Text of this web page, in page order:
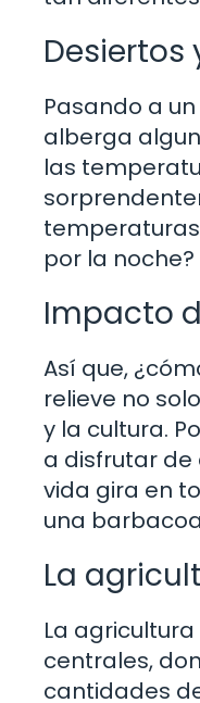
Desiertos
Pasando a
alberga
las
por la
Impacto
Así que,
relieve no
y la cultura.
a disfrutar de
vida gira en
una
La
La
centrales,
cantidades